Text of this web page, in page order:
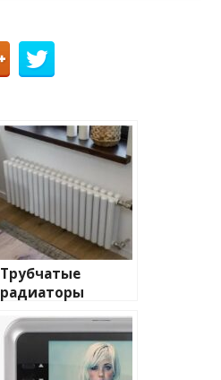
Трубчатые
радиаторы
и характеристики